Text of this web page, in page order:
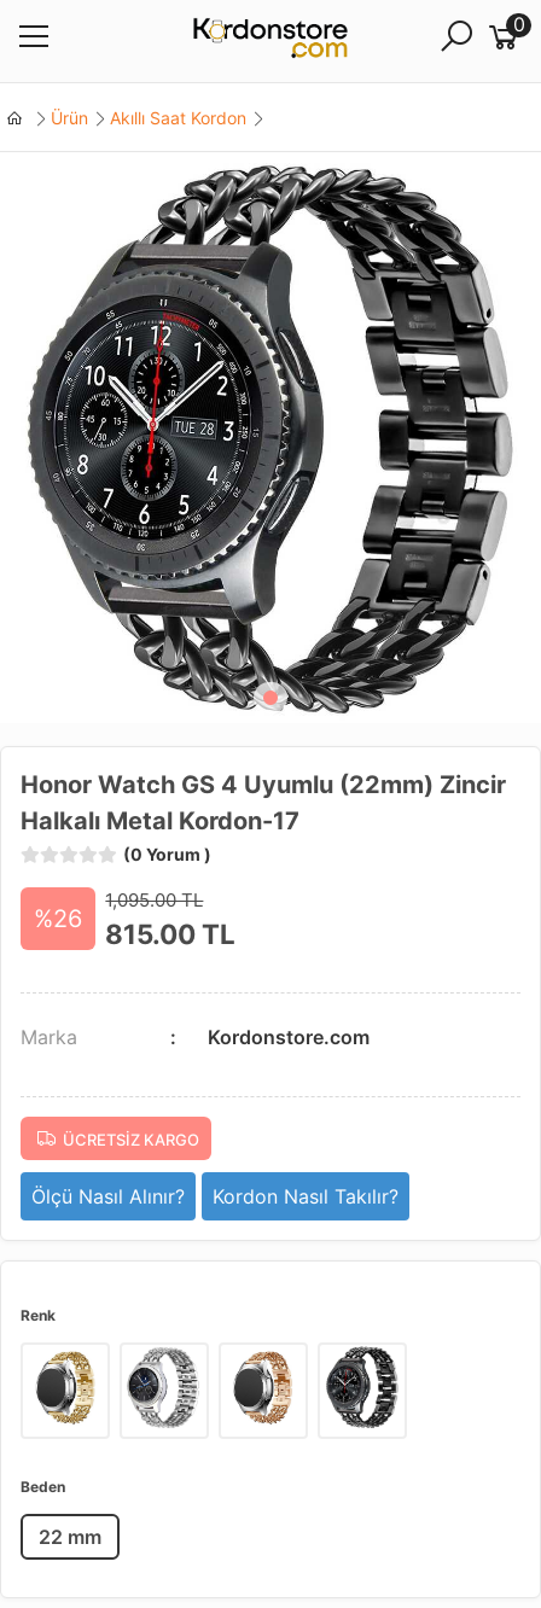
0
Ürün Akıllı Saat Kordon
Honor Watch GS 4 Uyumlu (22mm) Zincir
Halkalı Metal Kordon-17
(0 Yorum )
%26
1,095.00 TL
815.00TL
Marka Kordonstore.com
ÜCRETSIZ KARGO
Ölçü Nasıl Alınır? Kordon Nasıl Takılır?
Renk
Beden
22 mm